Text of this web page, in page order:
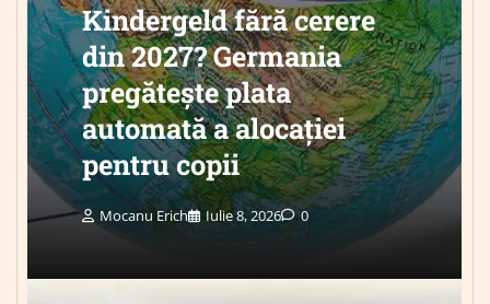
Kindergeld fără cerere
din 2027? Germania
pregătește plata
automată a alocației
pentru copii
Mocanu Erich Iulie 8, 2026 0